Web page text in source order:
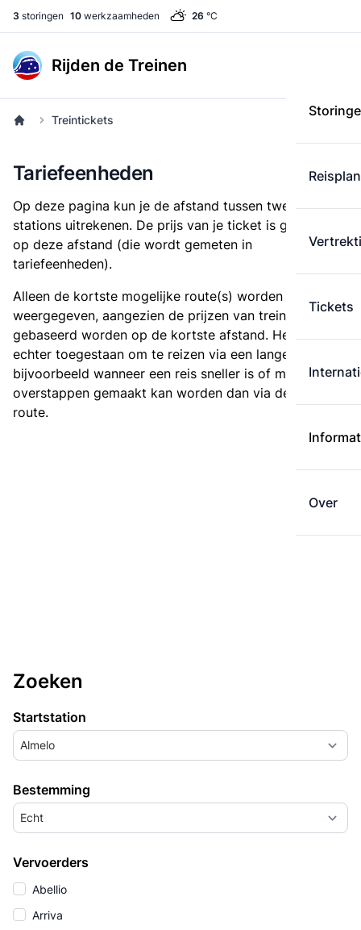
3 storingen 10 werkzaamheden 26 °C
Rijden de Treinen
Tickets
Over
Treintickets
Tariefeenheden
Op deze pagina kun je de afstand tussen twee
stations uitrekenen. De prijs van je ticket is gebaseerd
op deze afstand (die wordt gemeten in
tariefeenheden).
Alleen de kortste mogelijke route(s) worden
weergegeven, aangezien de prijzen van treintickets
gebaseerd worden op de kortste afstand. Het is
echter toegestaan om te reizen via een langere route,
bijvoorbeeld wanneer een reis sneller is of met minder
overstappen gemaakt kan worden dan via de kortste
route.
Zoeken
Startstation
Almelo
Bestemming
Echt
Vervoerders
Abellio
Arriva